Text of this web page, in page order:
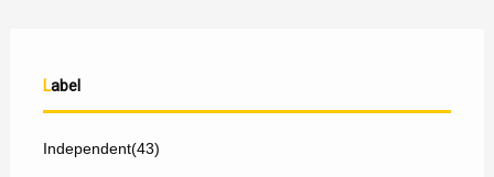
Label
Independent(43)